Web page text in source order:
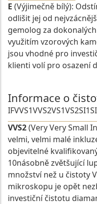
E (Výjimečně bílý):
odlišit jej od
gemolog za
využitím vzorových
jsou vhodné pro
klienti volí pro osazení
Informace o
IFVVS1VVS2VS1VS2SI1
VVS2(Very Very Small
velmi, velmi malé
objevitelné
10násobně zvětšující
množství než u čistoty
mikroskopu je opět
investiční čistotu